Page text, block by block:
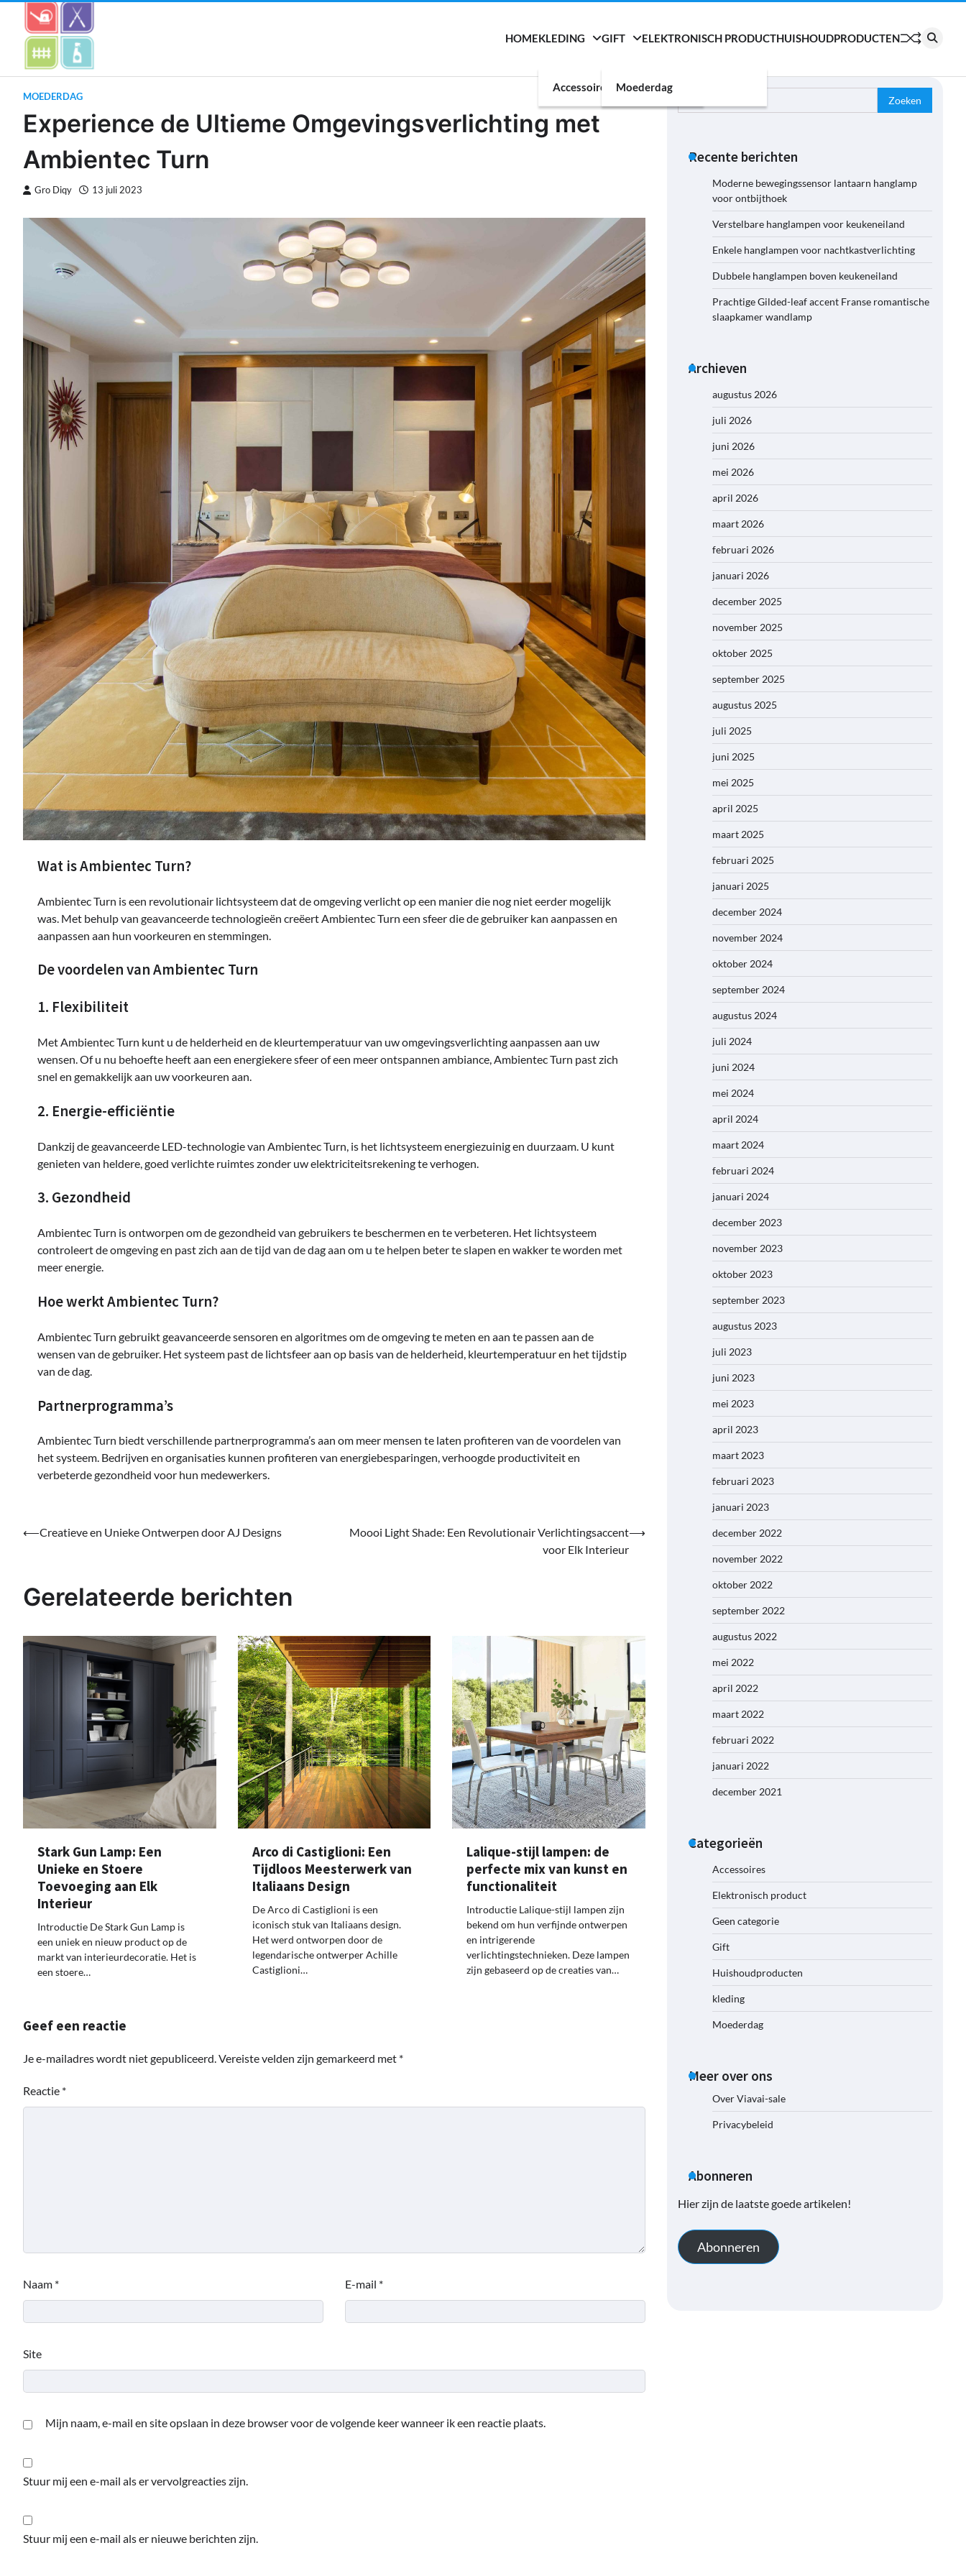
content
HOMEKLEDING
Accessoires
GIFT
Moederdag
ELEKTRONISCH PRODUCTHUISHOUDPRODUCTEN
MOEDERDAG
Experience de Ultieme Omgevingsverlichting met
Ambientec Turn
Gro Diqy 13 juli 2023
Wat is Ambientec Turn?
Ambientec Turn is een revolutionair lichtsysteem dat de omgeving verlicht op een manier die nog niet eerder mogelijk
was. Met behulp van geavanceerde technologieën creëert Ambientec Turn een sfeer die de gebruiker kan aanpassen en
aanpassen aan hun voorkeuren en stemmingen.
De voordelen van Ambientec Turn
1. Flexibiliteit
Met Ambientec Turn kunt u de helderheid en de kleurtemperatuur van uw omgevingsverlichting aanpassen aan uw
wensen. Of u nu behoefte heeft aan een energiekere sfeer of een meer ontspannen ambiance, Ambientec Turn past zich
snel en gemakkelijk aan uw voorkeuren aan.
2. Energie-efficiëntie
Dankzij de geavanceerde LED-technologie van Ambientec Turn, is het lichtsysteem energiezuinig en duurzaam. U kunt
genieten van heldere, goed verlichte ruimtes zonder uw elektriciteitsrekening te verhogen.
3. Gezondheid
Ambientec Turn is ontworpen om de gezondheid van gebruikers te beschermen en te verbeteren. Het lichtsysteem
controleert de omgeving en past zich aan de tijd van de dag aan om u te helpen beter te slapen en wakker te worden met
meer energie.
Hoe werkt Ambientec Turn?
Ambientec Turn gebruikt geavanceerde sensoren en algoritmes om de omgeving te meten en aan te passen aan de
wensen van de gebruiker. Het systeem past de lichtsfeer aan op basis van de helderheid, kleurtemperatuur en het tijdstip
van de dag.
Partnerprogramma’s
Ambientec Turn biedt verschillende partnerprogramma’s aan om meer mensen te laten profiteren van de voordelen van
het systeem. Bedrijven en organisaties kunnen profiteren van energiebesparingen, verhoogde productiviteit en
verbeterde gezondheid voor hun medewerkers.
Bericht
⟵Creatieve en Unieke Ontwerpen door AJ Designs
Moooi Light Shade: Een Revolutionair Verlichtingsaccent
voor Elk Interieur
⟶
Gerelateerde berichten
Stark Gun Lamp: Een
Unieke en Stoere
Toevoeging aan Elk
Interieur
Introductie De Stark Gun Lamp is
een uniek en nieuw product op de
markt van interieurdecoratie. Het is
een stoere…
Arco di Castiglioni: Een
Tijdloos Meesterwerk van
Italiaans Design
De Arco di Castiglioni is een
iconisch stuk van Italiaans design.
Het werd ontworpen door de
legendarische ontwerper Achille
Castiglioni…
Lalique-stijl lampen: de
perfecte mix van kunst en
functionaliteit
Introductie Lalique-stijl lampen zijn
bekend om hun verfijnde ontwerpen
en intrigerende
verlichtingstechnieken. Deze lampen
zijn gebaseerd op de creaties van…
Geef een reactie
Je e-mailadres wordt niet gepubliceerd.Vereiste velden zijn gemarkeerd met *
Reactie *
Naam * E-mail *
Site
Mijn naam, e-mail en site opslaan in deze browser voor de volgende keer wanneer ik een reactie plaats.
Stuur mij een e-mail als er vervolgreacties zijn.
Stuur mij een e-mail als er nieuwe berichten zijn.
naar:
Recente berichten
Moderne bewegingssensor lantaarn hanglamp
voor ontbijthoek
Verstelbare hanglampen voor keukeneiland
Enkele hanglampen voor nachtkastverlichting
Dubbele hanglampen boven keukeneiland
Prachtige Gilded-leaf accent Franse romantische
slaapkamer wandlamp
Archieven
augustus 2026
juli 2026
juni 2026
mei 2026
april 2026
maart 2026
februari 2026
januari 2026
december 2025
november 2025
oktober 2025
september 2025
augustus 2025
juli 2025
juni 2025
mei 2025
april 2025
maart 2025
februari 2025
januari 2025
december 2024
november 2024
oktober 2024
september 2024
augustus 2024
juli 2024
juni 2024
mei 2024
april 2024
maart 2024
februari 2024
januari 2024
december 2023
november 2023
oktober 2023
september 2023
augustus 2023
juli 2023
juni 2023
mei 2023
april 2023
maart 2023
februari 2023
januari 2023
december 2022
november 2022
oktober 2022
september 2022
augustus 2022
mei 2022
april 2022
maart 2022
februari 2022
januari 2022
december 2021
Categorieën
Accessoires
Elektronisch product
Geen categorie
Gift
Huishoudproducten
kleding
Moederdag
Meer over ons
Over Viavai-sale
Privacybeleid
Abonneren
Hier zijn de laatste goede artikelen!
Abonneren